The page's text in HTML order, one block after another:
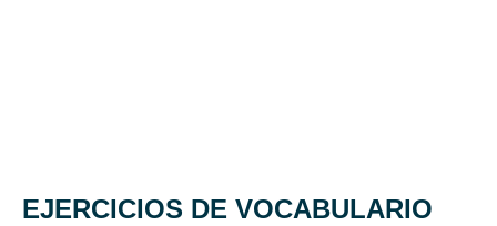
EJERCICIOS DE VOCABULARIO